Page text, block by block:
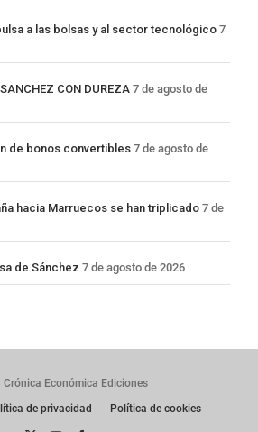
a las bolsas y al sector tecnológico 7
CON DUREZA 7 de agosto de
de bonos convertibles 7 de agosto de
hacia Marruecos se han triplicado 7 de
de Sánchez 7 de agosto de 2026
Económica Ediciones
de privacidad Política de cookies